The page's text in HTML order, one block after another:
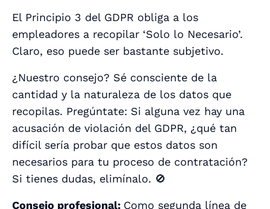
El Principio 3 del GDPR obliga a los
empleadores a recopilar ‘Solo lo Necesario’.
Claro, eso puede ser bastante subjetivo.
¿Nuestro consejo? Sé consciente de la
cantidad y la naturaleza de los datos que
recopilas. Pregúntate: Si alguna vez hay una
acusación de violación del GDPR, ¿qué tan
difícil sería probar que estos datos son
necesarios para tu proceso de contratación?
Si tienes dudas, elimínalo. 🚫
Consejo profesional: Como segunda línea de